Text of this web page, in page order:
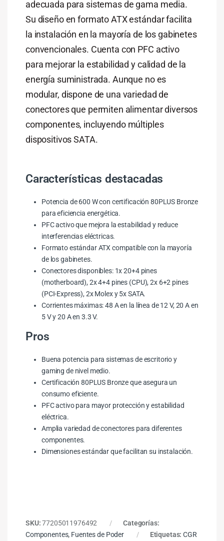
adecuada para sistemas de gama media.
Su diseño en formato ATX estándar facilita
la instalación en la mayoría de los gabinetes
convencionales. Cuenta con PFC activo
para mejorar la estabilidad y calidad de la
energía suministrada. Aunque no es
modular, dispone de una variedad de
conectores que permiten alimentar diversos
componentes, incluyendo múltiples
dispositivos SATA.
Características destacadas
Potencia de 600 W con certificación 80PLUS Bronze
para eficiencia energética.
PFC activo que mejora la estabilidad y reduce
interferencias eléctricas.
Formato estándar ATX compatible con la mayoría
de los gabinetes.
Conectores disponibles: 1x 20+4 pines
(motherboard), 2x 4+4 pines (CPU), 2x 6+2 pines
(PCI-Express), 2x Molex y 5x SATA.
Corrientes máximas: 48 A en la línea de 12 V, 20 A en
5 V y 20 A en 3.3 V.
Pros
Buena potencia para sistemas de escritorio y
gaming de nivel medio.
Certificación 80PLUS Bronze que asegura un
consumo eficiente.
PFC activo para mayor protección y estabilidad
eléctrica.
Amplia variedad de conectores para diferentes
componentes.
Dimensiones estándar que facilitan su instalación.
SKU:77205011976492
Categorías:
Componentes, Fuentes de Poder Etiquetas:CGR